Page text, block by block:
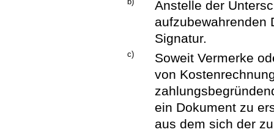
Anstelle der
aufzubewahrenden
Signatur.
c)
Soweit Vermerke
von
ein Dokument zu
aus dem sich der